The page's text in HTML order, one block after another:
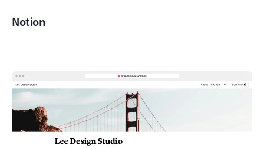
Notion